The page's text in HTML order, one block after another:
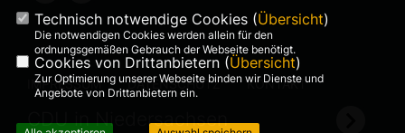
IMPRESSUM DATENSCHUTZ KONTAKT
CDU in Niedersachsen
Technisch notwendige Cookies (Übersicht)
Die notwendigen Cookies werden allein für den
ordnungsgemäßen Gebrauch der Webseite benötigt.
Cookies von Drittanbietern (Übersicht)
Zur Optimierung unserer Webseite binden wir Dienste und
Angebote von Drittanbietern ein.